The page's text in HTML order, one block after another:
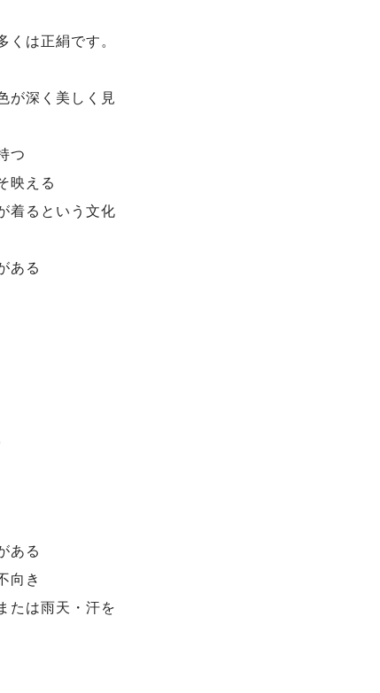
は正絹です。
が深く美しく見
つ
映える
着るという文化
ある
ある
向き
たは雨天・汗を